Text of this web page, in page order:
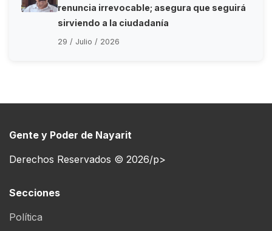
renuncia irrevocable; asegura que seguirá
sirviendo a la ciudadanía
29 / Julio / 2026
Gente y Poder de Nayarit
Derechos Reservados © 2026/p>
Secciones
Política